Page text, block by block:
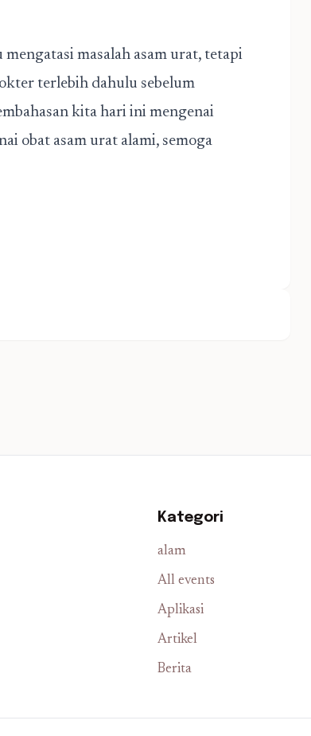
masalah asam urat, tetapi
terlebih dahulu sebelum
kita hari ini mengenai
obat asam urat alami, semoga
Kategori
alam
All events
Aplikasi
Artikel
Berita